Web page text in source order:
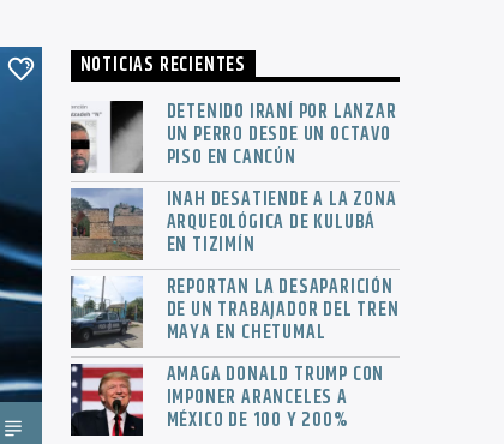
NOTICIAS RECIENTES
DETENIDO IRANÍ POR LANZAR
UN PERRO DESDE UN OCTAVO
PISO EN CANCÚN
INAH DESATIENDE A LA ZONA
ARQUEOLÓGICA DE KULUBÁ
EN TIZIMÍN
REPORTAN LA DESAPARICIÓN
DE UN TRABAJADOR DEL TREN
MAYA EN CHETUMAL
AMAGA DONALD TRUMP CON
IMPONER ARANCELES A
MÉXICO DE 100 Y 200%